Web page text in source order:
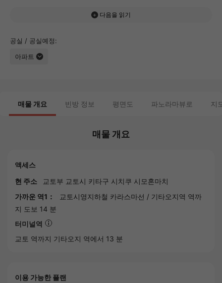
간을 분리해 사용할 수 있습니다 각 방에는 수납 공간과 에어컨이
가와와 기타야마 방면으로의 접근성도 좋아 일상적인 쇼핑과 자연
을 가까이에서 즐길 수 있는 지역입니다.
공실 / 공실예정
아파트
매물 개요 빈방 정보 평면도 파노라마뷰로 지
매물 개요
액세스
현 주소
교토부 교토시 키타구 시치쿠 시모혼마치
가까운 역1：
교토시영지하철 카라스마선 / 기타오지역 역까
지 도보 14 분
터미널역
교토 역까지 기타오지 역에서 13 분
이용 가능한 플랜